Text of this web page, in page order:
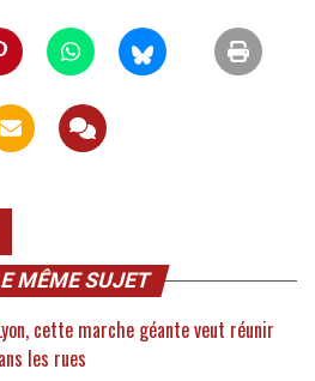
MÊME SUJET
cette marche géante veut réunir
les rues